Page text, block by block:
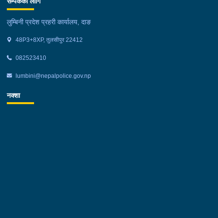
लुम्बिनी प्रदेश प्रहरी कार्यालय, दाङ
48P3+8XP, तुलसीपुर 22412
082523410
lumbini@nepalpolice.gov.np
नक्शा